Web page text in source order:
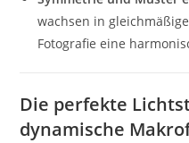
wachsen in
Fotografie eine
Die perfekte
dynamische